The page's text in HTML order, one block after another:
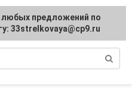
предложений по
33strelkovaya@cp9.ru